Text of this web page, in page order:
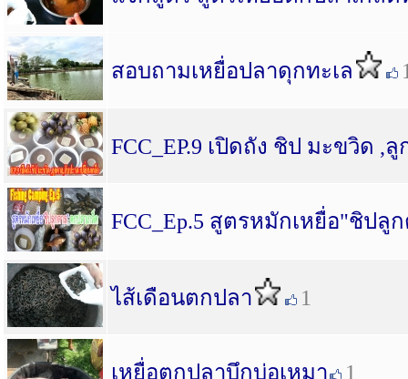
สอบถามเหยื่อปลาดุกทะเล
FCC_EP.9 เปิดถัง ชิป มะขวิด ,
FCC_Ep.5 สูตรหมักเหยื่อ"ชิปลู
ไส้เดือนตกปลา 1
เหยื่อตกปลาบึกบ่อเหมา 1